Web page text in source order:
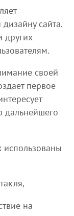
сайта.
других
своей
первое
дальнейшего
использованы
на